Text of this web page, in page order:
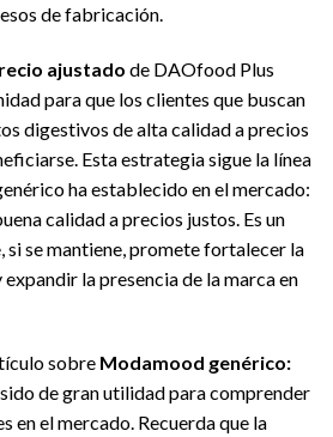
de fabricación.
ajustado de DAOfood Plus
para que los clientes que buscan
digestivos de alta calidad a precios
Esta estrategia sigue la línea
ha establecido en el mercado:
calidad a precios justos. Es un
se mantiene, promete fortalecer la
la presencia de la marca en
sobre Modamood genérico:
de gran utilidad para comprender
en el mercado. Recuerda que la